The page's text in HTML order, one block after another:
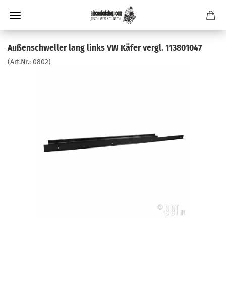
Außenschweller lang links VW Käfer vergl. 113801047
(Art.Nr.: 0802)